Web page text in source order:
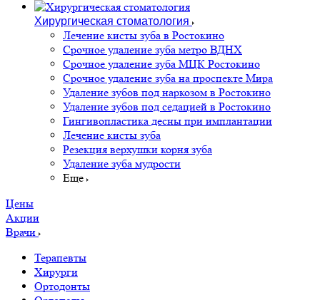
Хирургическая стоматология
Лечение кисты зуба в Ростокино
Срочное удаление зуба метро ВДНХ
Срочное удаление зуба МЦК Ростокино
Срочное удаление зуба на проспекте Мира
Удаление зубов под наркозом в Ростокино
Удаление зубов под седацией в Ростокино
Гингивопластика десны при имплантации
Лечение кисты зуба
Резекция верхушки корня зуба
Удаление зуба мудрости
Еще
Цены
Акции
Врачи
Терапевты
Хирурги
Ортодонты